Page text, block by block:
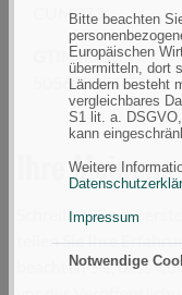
Bitte beachten
Europäischen
übermitteln, dort
Ländern besteht
vergleichbares
S1 lit. a.
kann
Weitere
Impressum
Notwendige
CUM373
GTIN (EAN):
5056808516729
Ihre
Schreiben Sie die
teilen Sie Ihre
beachten Sie, dass